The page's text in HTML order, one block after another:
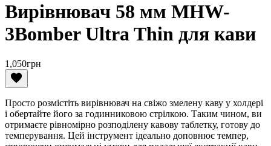
Вирівнювач 58 мм MHW-
3Bomber Ultra Thin для кави
1,050грн
Просто розмістіть вирівнювач на свіжо змелену каву у холдері
і обертайте його за годинниковою стрілкою. Таким чином, ви
отримаєте рівномірно розподілену кавову таблетку, готову до
темперування. Цей інструмент ідеально доповнює темпер,